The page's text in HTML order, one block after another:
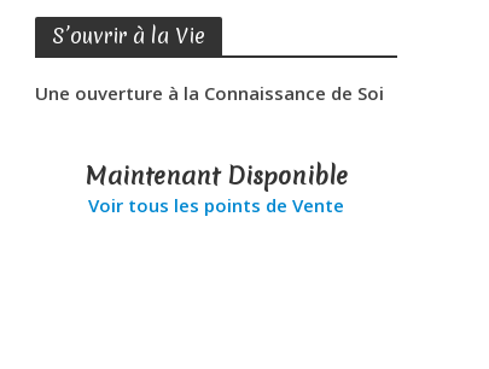
S’ouvrir à la Vie
Une ouverture à la Connaissance de Soi
Maintenant Disponible
Voir tous les points de Vente